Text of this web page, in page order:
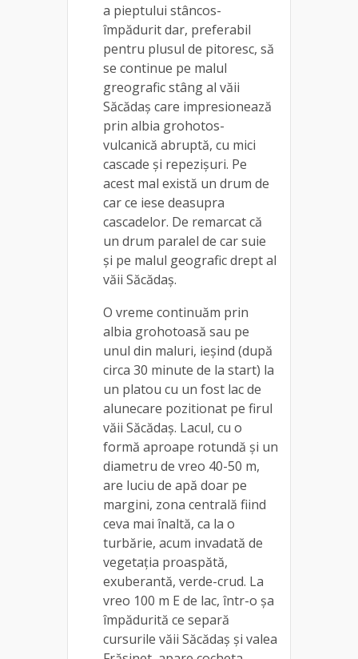
a pieptului stâncos-
împădurit dar, preferabil
pentru plusul de pitoresc, să
se continue pe malul
greografic stâng al văii
Săcădaș care impresionează
prin albia grohotos-
vulcanică abruptă, cu mici
cascade și repezișuri. Pe
acest mal există un drum de
car ce iese deasupra
cascadelor. De remarcat că
un drum paralel de car suie
și pe malul geografic drept al
văii Săcădaș.
O vreme continuăm prin
albia grohotoasă sau pe
unul din maluri, ieșind (după
circa 30 minute de la start) la
un platou cu un fost lac de
alunecare pozitionat pe firul
văii Săcădaș. Lacul, cu o
formă aproape rotundă și un
diametru de vreo 40-50 m,
are luciu de apă doar pe
margini, zona centrală fiind
ceva mai înaltă, ca la o
turbărie, acum invadată de
vegetația proaspătă,
exuberantă, verde-crud. La
vreo 100 m E de lac, într-o șa
împădurită ce separă
cursurile văii Săcădaș și valea